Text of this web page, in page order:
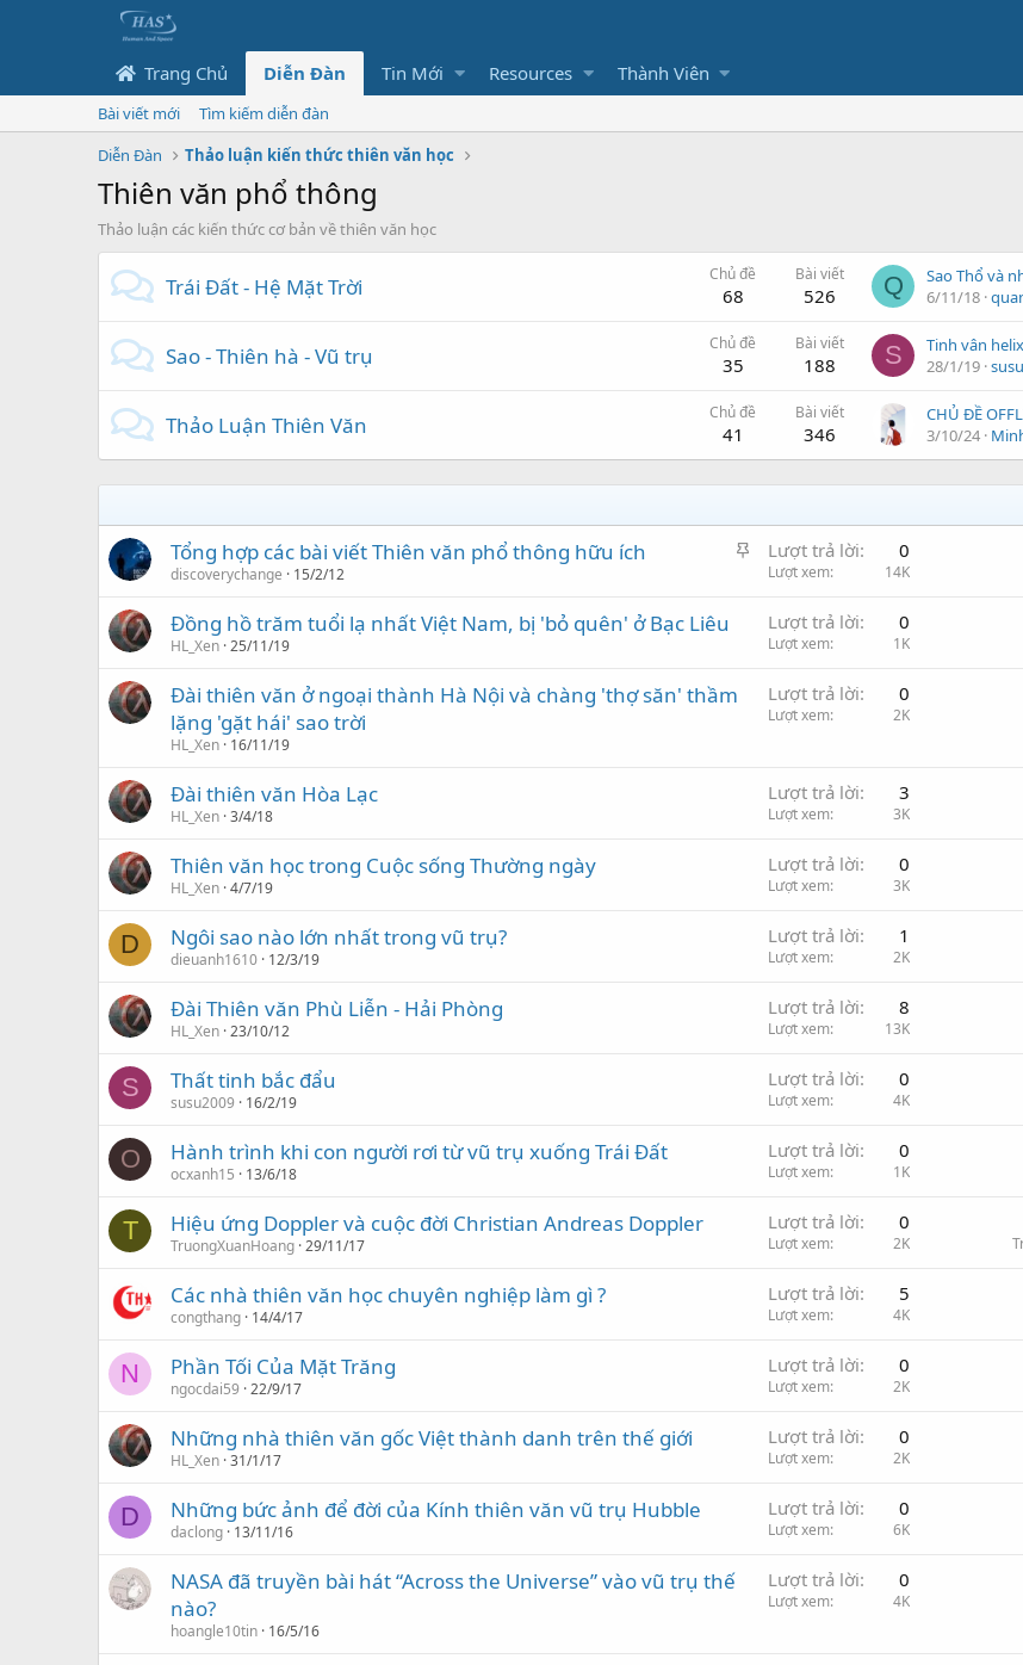
Trang Chủ Diễn Đàn Tin Mới Resources Thành Viên
Bài viết mới
Tìm kiếm diễn đàn
Diễn Đàn
Thảo luận kiến thức thiên văn học
Thiên văn phổ thông
Thảo luận các kiến thức cơ bản về thiên văn học
Trái Đất - Hệ Mặt Trời Chủ đề
68
Bài viết
526 Q
6/11/18
Sao - Thiên hà - Vũ trụ Chủ đề
35
Bài viết
188 S
Tinh vân
28/1/19
Thảo Luận Thiên Văn Chủ đề
41
Bài viết
346
3/10/24
C
Tổng hợp các bài viết Thiên văn phổ thông hữu ích
discoverychange 15/2/12
Lượt trả lời 0
Lượt xem 14K
Đồng hồ trăm tuổi lạ nhất Việt Nam, bị 'bỏ quên' ở Bạc Liêu
HL_Xen 25/11/19
Lượt trả lời 0
Lượt xem 1K
Đài thiên văn ở ngoại thành Hà Nội và chàng 'thợ săn' thầm
lặng 'gặt hái' sao trời
HL_Xen 16/11/19
Lượt trả lời 0
Lượt xem 2K
Đài thiên văn Hòa Lạc
HL_Xen 3/4/18
Lượt trả lời 3
Lượt xem 3K
Thiên văn học trong Cuộc sống Thường ngày
HL_Xen 4/7/19
Lượt trả lời 0
Lượt xem 3K
D Ngôi sao nào lớn nhất trong vũ trụ?
dieuanh1610 12/3/19
Lượt trả lời 1
Lượt xem 2K
Đài Thiên văn Phù Liễn - Hải Phòng
HL_Xen 23/10/12
Lượt trả lời 8
Lượt xem 13K
S Thất tinh bắc đẩu
susu2009 16/2/19
Lượt trả lời 0
Lượt xem 4K
O Hành trình khi con người rơi từ vũ trụ xuống Trái Đất
ocxanh15 13/6/18
Lượt trả lời 0
Lượt xem 1K
T Hiệu ứng Doppler và cuộc đời Christian Andreas Doppler
TruongXuanHoang 29/11/17
Lượt trả lời 0
Lượt xem 2K
Các nhà thiên văn học chuyên nghiệp làm gì ?
congthang 14/4/17
Lượt trả lời 5
Lượt xem 4K
N Phần Tối Của Mặt Trăng
ngocdai59 22/9/17
Lượt trả lời 0
Lượt xem 2K
Những nhà thiên văn gốc Việt thành danh trên thế giới
HL_Xen 31/1/17
Lượt trả lời 0
Lượt xem 2K
D Những bức ảnh để đời của Kính thiên văn vũ trụ Hubble
daclong 13/11/16
Lượt trả lời 0
Lượt xem 6K
NASA đã truyền bài hát “Across the Universe” vào vũ trụ thế
nào?
hoangle10tin 16/5/16
Lượt trả lời 0
Lượt xem 4K